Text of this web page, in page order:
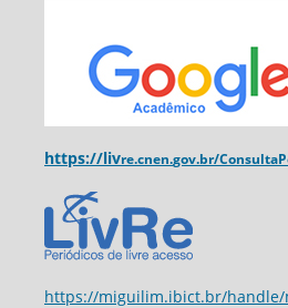
https://livre.cnen.gov.br/
https://miguilim.ibict.br/